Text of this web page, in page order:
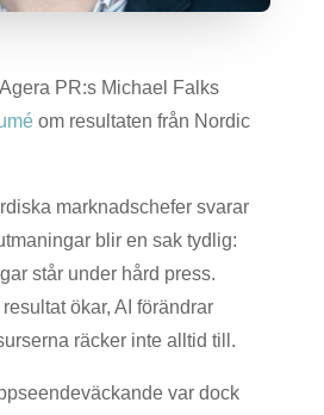
PR:s Michael Falks
om resultaten från Nordic
marknadschefer svarar
blir en sak tydlig:
står under hård press.
ökar, AI förändrar
räcker inte alltid till.
var dock